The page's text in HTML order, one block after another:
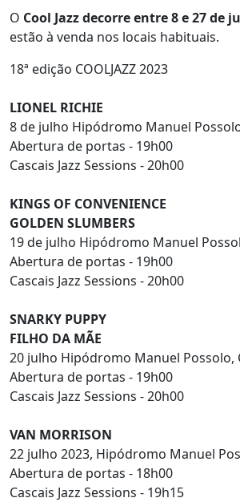
O Cool Jazz decorre entre 8 e 27 de
estão à venda nos locais habituais.
18ª edição COOLJAZZ 2023
LIONEL RICHIE
8 de julho Hipódromo Manuel
Abertura de portas - 19h00
Cascais Jazz Sessions - 20h00
KINGS OF CONVENIENCE
GOLDEN SLUMBERS
19 de julho Hipódromo Manuel
Abertura de portas - 19h00
Cascais Jazz Sessions - 20h00
SNARKY PUPPY
FILHO DA MÃE
20 julho Hipódromo Manuel Possolo,
Abertura de portas - 19h00
Cascais Jazz Sessions - 20h00
VAN MORRISON
22 julho 2023, Hipódromo Manuel
Abertura de portas - 18h00
Cascais Jazz Sessions - 19h15